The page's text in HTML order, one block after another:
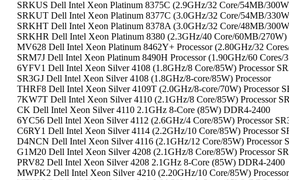
SRKUS Dell Intel Xeon Platinum 8375C (2.9GHz/32 Core/54MB/
SRKUT Dell Intel Xeon Platinum 8377C (3.0GHz/32 Core/54MB/
SRKHT Dell Intel Xeon Platinum 8378A (3.0GHz/32 Core/48MB/
SRKHR Dell Intel Xeon Platinum 8380 (2.3GHz/40 Core/60MB/270W)
MV628 Dell Intel Xeon Platinum 8462Y+ Processor (2.80GHz/32
SRM7J Dell Intel Xeon Platinum 8490H Processor (1.90GHz/60 Cores/
6YFV1 Dell Intel Xeon Silver 4108 (1.8GHz/8 Core/85W) Processor
SR3GJ Dell Intel Xeon Silver 4108 (1.8GHz/8-core/85W) Processor
THRF8 Dell Intel Xeon Silver 4109T (2.0GHz/8-core/70W) Processor
7KW7T Dell Intel Xeon Silver 4110 (2.1GHz/8 Core/85W) Processor
CK Dell Intel Xeon Silver 4110 2.1GHz 8-Core (85W) DDR4-2400
6YC56 Dell Intel Xeon Silver 4112 (2.6GHz/4 Core/85W) Processor
C6RY1 Dell Intel Xeon Silver 4114 (2.2GHz/10 Core/85W) Processor
D4NCN Dell Intel Xeon Silver 4116 (2.1GHz/12 Core/85W) Processor
G1M20 Dell Intel Xeon Silver 4208 (2.1GHz/8 Core/85W) Processor
PRV82 Dell Intel Xeon Silver 4208 2.1GHz 8-Core (85W) DDR4-2400
MWPK2 Dell Intel Xeon Silver 4210 (2.20GHz/10 Core/85W)